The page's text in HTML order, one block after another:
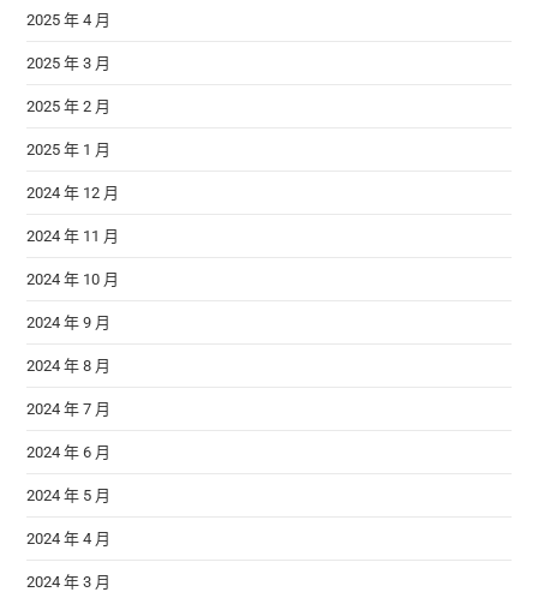
2025 年 4 月
2025 年 3 月
2025 年 2 月
2025 年 1 月
2024 年 12 月
2024 年 11 月
2024 年 10 月
2024 年 9 月
2024 年 8 月
2024 年 7 月
2024 年 6 月
2024 年 5 月
2024 年 4 月
2024 年 3 月